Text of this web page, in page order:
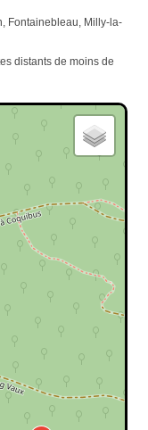
Fontainebleau, Milly-la-
distants de moins de